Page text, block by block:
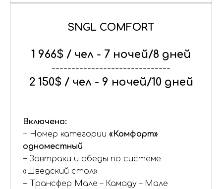
SNGL COMFORT
1 966$ / чел - 7 ночей/8 дней
------------------------------
2 150$ / чел - 9 ночей/10 дней
Включено:
+ Номер категории «Комфорт»
одноместный
+ Завтраки и обеды по системе
«Шведский стол»
+ Трансфер Мале – Камаду – Мале